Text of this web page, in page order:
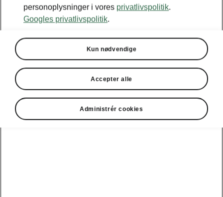
personoplysninger i vores privatlivspolitik.
Googles privatlivspolitik.
Kun nødvendige
Accepter alle
Administrér cookies